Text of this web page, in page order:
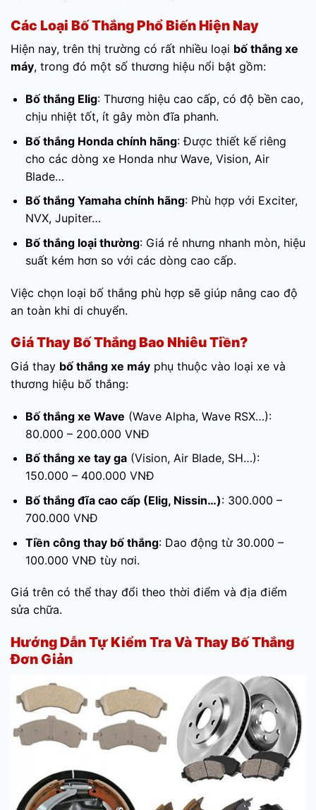
Các Loại Bố Thắng Phổ Biến Hiện Nay
Hiện nay, trên thị trường có rất nhiều loại bố thắng xe
máy, trong đó một số thương hiệu nổi bật gồm:
Bố thắng Elig: Thương hiệu cao cấp, có độ bền cao,
chịu nhiệt tốt, ít gây mòn đĩa phanh.
Bố thắng Honda chính hãng: Được thiết kế riêng
cho các dòng xe Honda như Wave, Vision, Air
Blade…
Bố thắng Yamaha chính hãng: Phù hợp với Exciter,
NVX, Jupiter…
Bố thắng loại thường: Giá rẻ nhưng nhanh mòn, hiệu
suất kém hơn so với các dòng cao cấp.
Việc chọn loại bố thắng phù hợp sẽ giúp nâng cao độ
an toàn khi di chuyển.
Giá Thay Bố Thắng Bao Nhiêu Tiền?
Giá thay bố thắng xe máy phụ thuộc vào loại xe và
thương hiệu bố thắng:
Bố thắng xe Wave (Wave Alpha, Wave RSX…):
80.000 – 200.000 VNĐ
Bố thắng xe tay ga(Vision, Air Blade, SH…):
150.000 – 400.000 VNĐ
Bố thắng đĩa cao cấp (Elig, Nissin…): 300.000 –
700.000 VNĐ
Tiền công thay bố thắng: Dao động từ 30.000 –
100.000 VNĐ tùy nơi.
Giá trên có thể thay đổi theo thời điểm và địa điểm
sửa chữa.
Hướng Dẫn Tự Kiểm Tra Và Thay Bố Thắng
Đơn Giản